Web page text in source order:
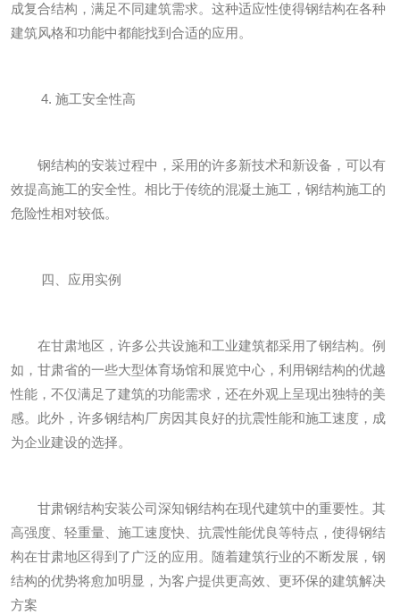
成复合结构，满足不同建筑需求。这种适应性使得钢结构在各种
建筑风格和功能中都能找到合适的应用。
4. 施工安全性高
钢结构的安装过程中，采用的许多新技术和新设备，可以有
效提高施工的安全性。相比于传统的混凝土施工，钢结构施工的
危险性相对较低。
四、应用实例
在甘肃地区，许多公共设施和工业建筑都采用了钢结构。例
如，甘肃省的一些大型体育场馆和展览中心，利用钢结构的优越
性能，不仅满足了建筑的功能需求，还在外观上呈现出独特的美
感。此外，许多钢结构厂房因其良好的抗震性能和施工速度，成
为企业建设的选择。
甘肃钢结构安装公司深知钢结构在现代建筑中的重要性。其
高强度、轻重量、施工速度快、抗震性能优良等特点，使得钢结
构在甘肃地区得到了广泛的应用。随着建筑行业的不断发展，钢
结构的优势将愈加明显，为客户提供更高效、更环保的建筑解决
方案